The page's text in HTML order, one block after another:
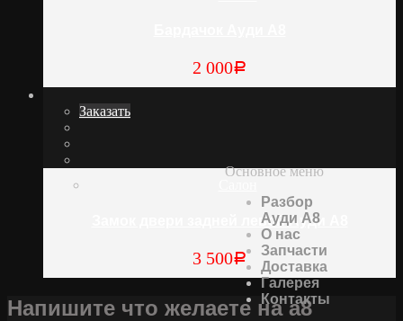
Основное меню
Разбор
Ауди А8
О нас
Запчасти
Доставка
Галерея
Контакты
2 000Р
Заказать
Замок двери задней левой Ауди А8
3 500Р
Напишите что желаете на а8